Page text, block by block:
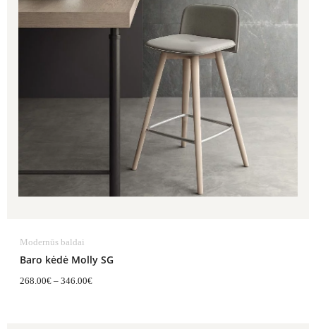
Modernūs baldai
Baro kėdė Molly SG
268.00€ – 346.00€